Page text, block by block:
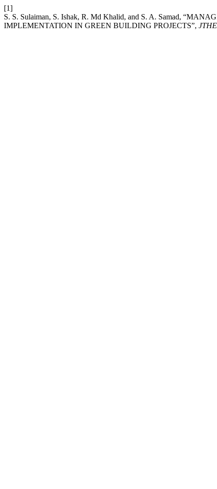
[1]
S. S. Sulaiman, S. Ishak, R. Md Khalid, and S. A. Samad,
IMPLEMENTATION IN GREEN BUILDING PROJECTS”,